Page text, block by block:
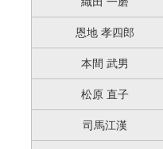
恩地 孝四郎
本間 武男
松原 直子
司馬江漢